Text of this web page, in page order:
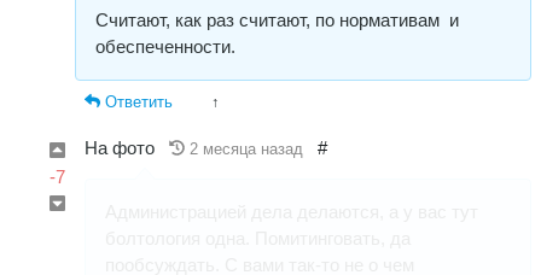
Считают, как раз считают, по нормативам и
обеспеченности.
Ответить ↑
-7
На фото 2 месяца назад #